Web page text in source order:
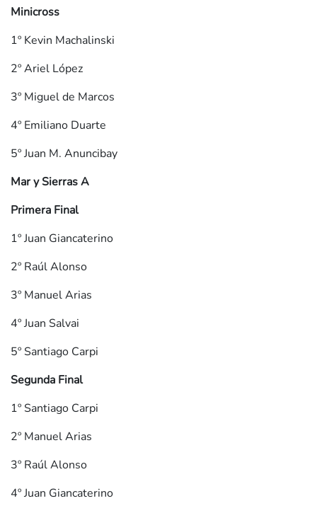
Minicross
1º Kevin Machalinski
2º Ariel López
3º Miguel de Marcos
4º Emiliano Duarte
5º Juan M. Anuncibay
Mar y Sierras A
Primera Final
1º Juan Giancaterino
2º Raúl Alonso
3º Manuel Arias
4º Juan Salvai
5º Santiago Carpi
Segunda Final
1º Santiago Carpi
2º Manuel Arias
3º Raúl Alonso
4º Juan Giancaterino